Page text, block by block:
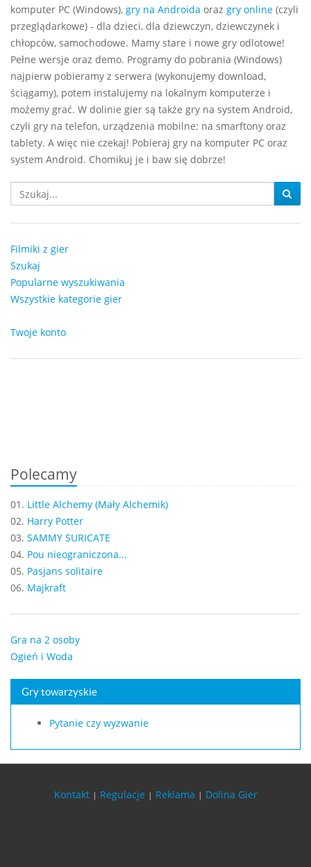
komputer PC (Windows), gry na Androida oraz gry online (czyli
przeglądarkowe) - dla dzieci, dla dziewczyn, dziewczynek i
chłopców, samochodowe. Mamy stare i nowe gry odlotowe!
Pełne wersje oraz demo. Programy do pobrania (Windows)
najpierw pobieramy z serwera (wykonujemy download,
ściągamy), potem instalujemy na lokalnym komputerze i
możemy grać. W dolinie gier są także gry na system Android,
czyli gry na telefon, urządzenia mobilne: na smarftony oraz
tablety. A więc nie czekaj! Pobieraj gry na komputer PC oraz
system Android. Chomikuj je i baw się dobrze!
Filmiki z gier
Szukaj
Popularne wyszukiwania
Wszystkie kategorie gier
Twoje konto
Polecamy
01. Little Alchemy (Mały Alchemik)
02. Harry Potter
03. SAMMY SURICATE
04. Pou nieograniczona...
05. Pasjans solitaire
06. Majkraft
Gra na 2 osoby
Ogień i Woda
Gry towarzyskie
Pytanie czy wyzwanie
Kontakt | Regulacje | Reklama | Dolina Gier